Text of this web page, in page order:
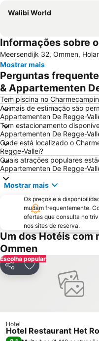
Walibi World
Informações sobre
Meersendijk 32, Ommen,
Mostrar mais
Perguntas
& Appartementen
Tem piscina no
Animais de estimação são
Appartementen De Regge-
Tem estacionamento
Appartementen De Regge-
Onde está localizado o
Regge-Vallei?
Quais atrações populares
Appartementen De Regge-
Mostrar mais
Os preços e a
mudam frequentemente.
ofertas que consulta no
nos sites de reserva.
Um dos Hotéis com
Ommen
Escolha popular
PartilharAdicionar aos
Hotel
Hotel Restaurant Het